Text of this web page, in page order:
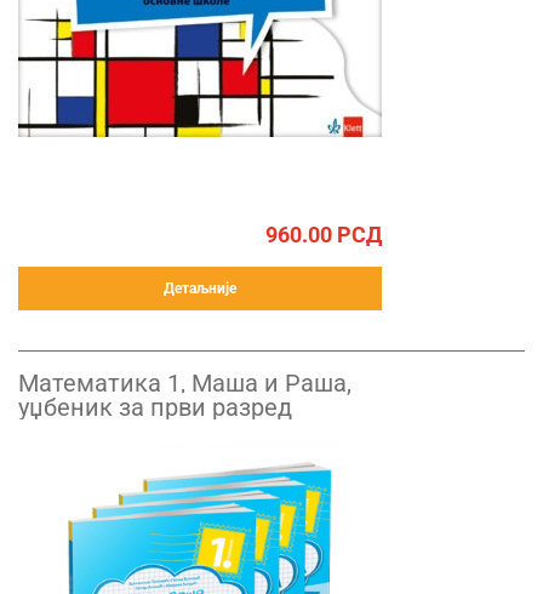
960.00 РСД
Детаљније
Математика 1, Маша и Рашa,
уџбеник за први разред